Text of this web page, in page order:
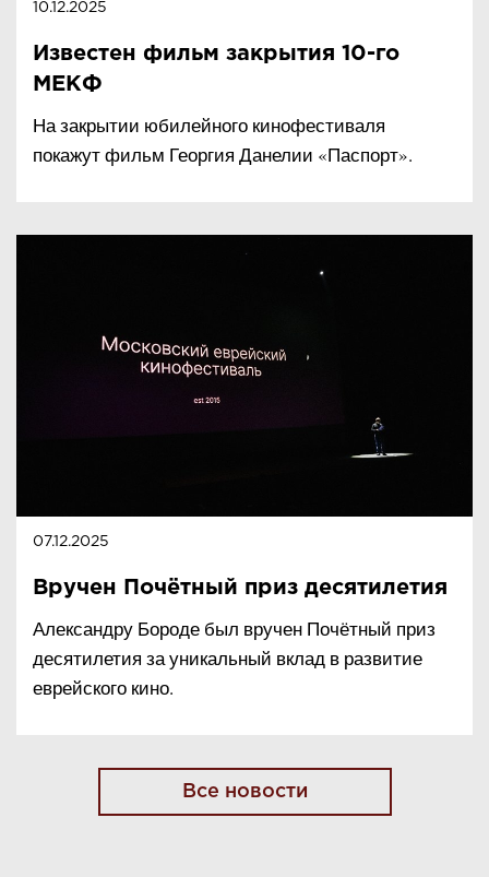
10.12.2025
Известен фильм закрытия 10-го
МЕКФ
На закрытии юбилейного кинофестиваля
покажут фильм Георгия Данелии «Паспорт».
07.12.2025
Вручен Почётный приз десятилетия
Александру Бороде был вручен Почётный приз
десятилетия за уникальный вклад в развитие
еврейского кино.
Все новости